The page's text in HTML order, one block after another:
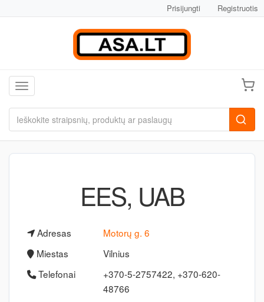
Prisijungti Registruotis
Toggle navigation
EES, UAB
Adresas
Motorų g. 6
Miestas
Vilnius
Telefonai
+370-5-2757422, +370-620-
48766